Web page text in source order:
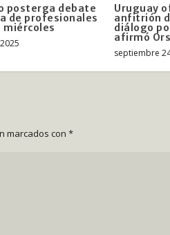
posterga debate
de profesionales
miércoles
Uruguay
anfitrión
diálogo
afirmó
septiembre
marcados con *